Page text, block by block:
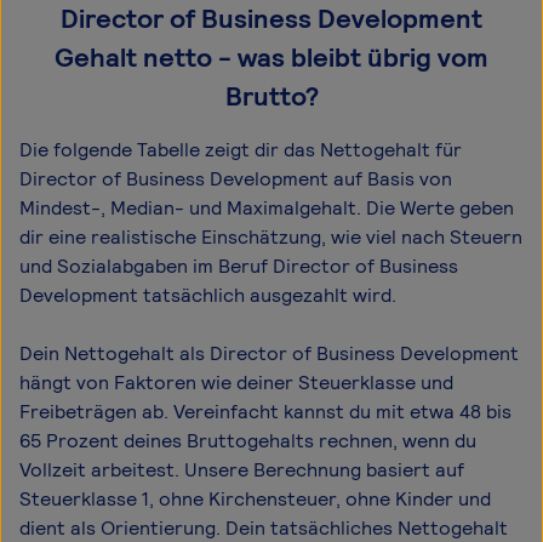
Director of Business Development
Gehalt netto - was bleibt übrig vom
Brutto?
Die folgende Tabelle zeigt dir das Netto­gehalt für
Director of Business Development auf Basis von
Mindest-, Median- und Maximal­gehalt. Die Werte geben
dir eine realistische Einschätzung, wie viel nach Steuern
und Sozialabgaben im Beruf Director of Business
Development tatsächlich ausgezahlt wird.
Dein Nettogehalt als Director of Business Development
hängt von Faktoren wie deiner Steuerklasse und
Freibeträgen ab. Vereinfacht kannst du mit etwa 48 bis
65 Prozent deines Bruttogehalts rechnen, wenn du
Vollzeit arbeitest. Unsere Berechnung basiert auf
Steuerklasse 1, ohne Kirchensteuer, ohne Kinder und
dient als Orientierung. Dein tatsächliches Nettogehalt